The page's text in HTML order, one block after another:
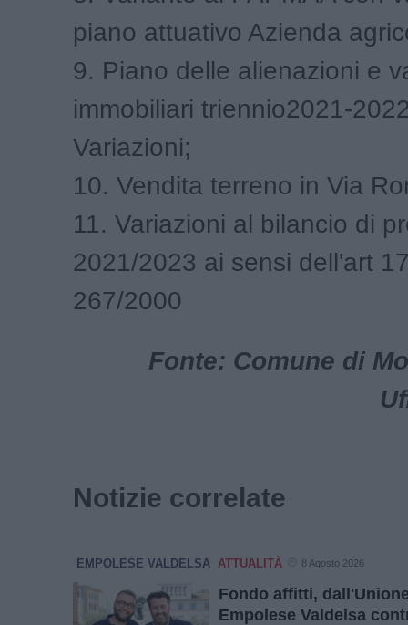
piano attuativo Azienda
9. Piano delle alienazioni e
immobiliari triennio2021-
Variazioni;
10. Vendita terreno in Via
11. Variazioni al bilancio di
2021/2023 ai sensi dell'art
267/2000
Fonte: Comune di
Notizie correlate
EMPOLESE VALDELSA ATTUALITÀ 8 Agosto 2026
Fondo affitti,
Empolese Valdelsa